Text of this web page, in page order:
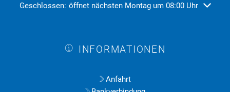
Klicken, um weitere Öffnungs- oder Schließzeiten
Geschlossen: öffnet nächsten Montag um 08:00 Uhr
INFORMATIONEN
Anfahrt